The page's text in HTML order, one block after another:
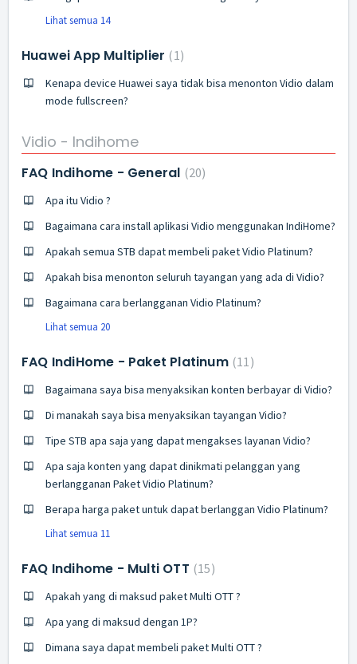
Lihat semua 14
Huawei App Multiplier 1
Kenapa device Huawei saya tidak bisa menonton Vidio dalam
mode fullscreen?
Vidio - Indihome
FAQ Indihome - General 20
Apa itu Vidio ?
Bagaimana cara install aplikasi Vidio menggunakan IndiHome?
Apakah semua STB dapat membeli paket Vidio Platinum?
Apakah bisa menonton seluruh tayangan yang ada di Vidio?
Bagaimana cara berlangganan Vidio Platinum?
Lihat semua 20
FAQ IndiHome - Paket Platinum 11
Bagaimana saya bisa menyaksikan konten berbayar di Vidio?
Di manakah saya bisa menyaksikan tayangan Vidio?
Tipe STB apa saja yang dapat mengakses layanan Vidio?
Apa saja konten yang dapat dinikmati pelanggan yang
berlangganan Paket Vidio Platinum?
Berapa harga paket untuk dapat berlanggan Vidio Platinum?
Lihat semua 11
FAQ Indihome - Multi OTT 15
Apakah yang di maksud paket Multi OTT ?
Apa yang di maksud dengan 1P?
Dimana saya dapat membeli paket Multi OTT ?